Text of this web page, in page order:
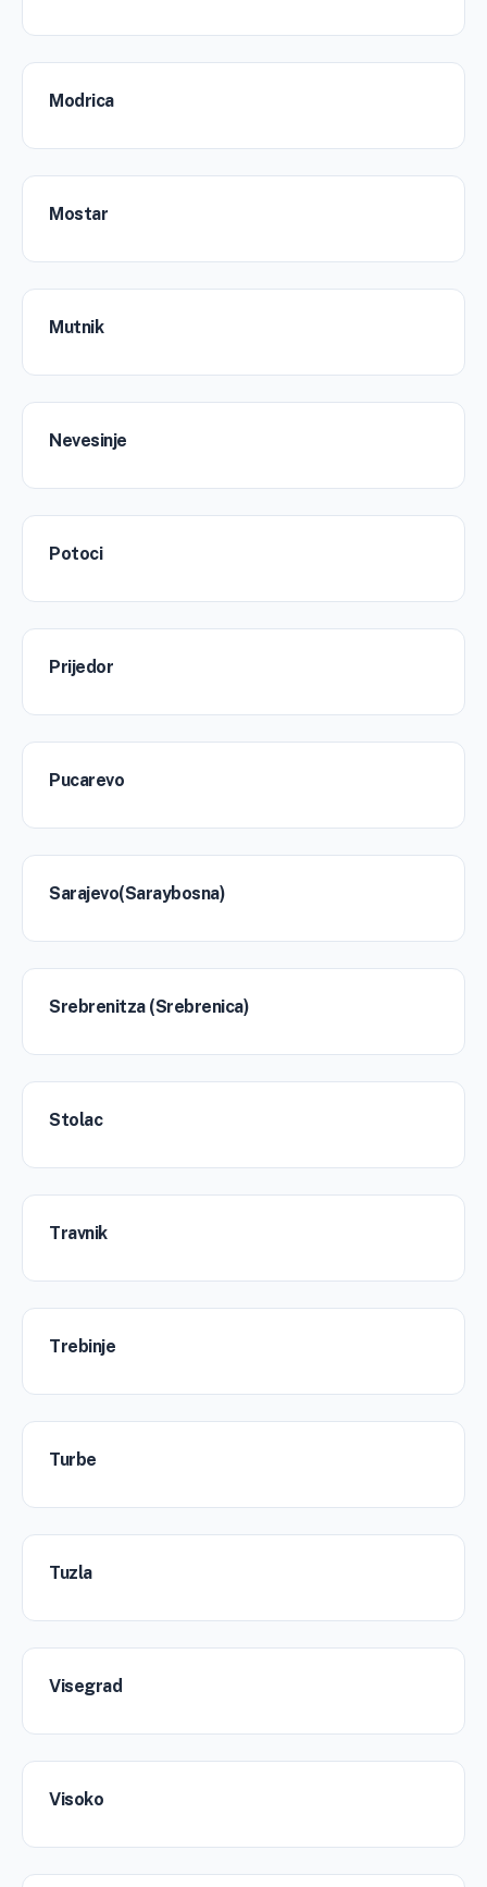
Modrica
Mostar
Mutnik
Nevesinje
Potoci
Prijedor
Pucarevo
Sarajevo(Saraybosna)
Srebrenitza (Srebrenica)
Stolac
Travnik
Trebinje
Turbe
Tuzla
Visegrad
Visoko